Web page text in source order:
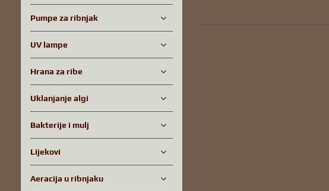
Pumpe za ribnjak
UV lampe
Hrana za ribe
Uklanjanje algi
Bakterije i mulj
Lijekovi
Aeracija u ribnjaku